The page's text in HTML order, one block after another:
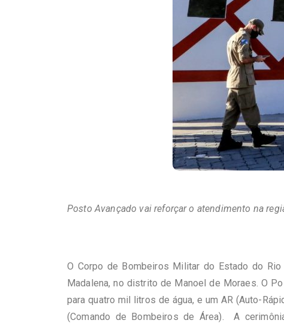
Posto Avançado vai reforçar o atendimento na
O Corpo de Bombeiros Militar do Estado do Rio
Madalena, no distrito de Manoel de Moraes. O
para quatro mil litros de água, e um AR (Auto-
(Comando de Bombeiros de Área). A